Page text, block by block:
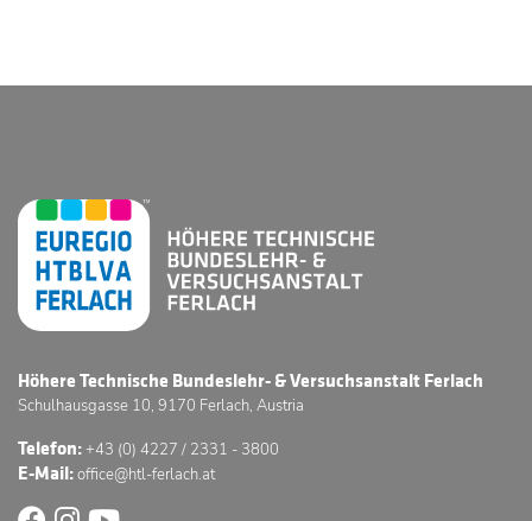
Höhere Technische Bundeslehr- & Versuchsanstalt Ferlach
Schulhausgasse 10, 9170 Ferlach, Austria
Telefon:+43 (0) 4227 / 2331 - 3800
E-Mail:office@htl-ferlach.at